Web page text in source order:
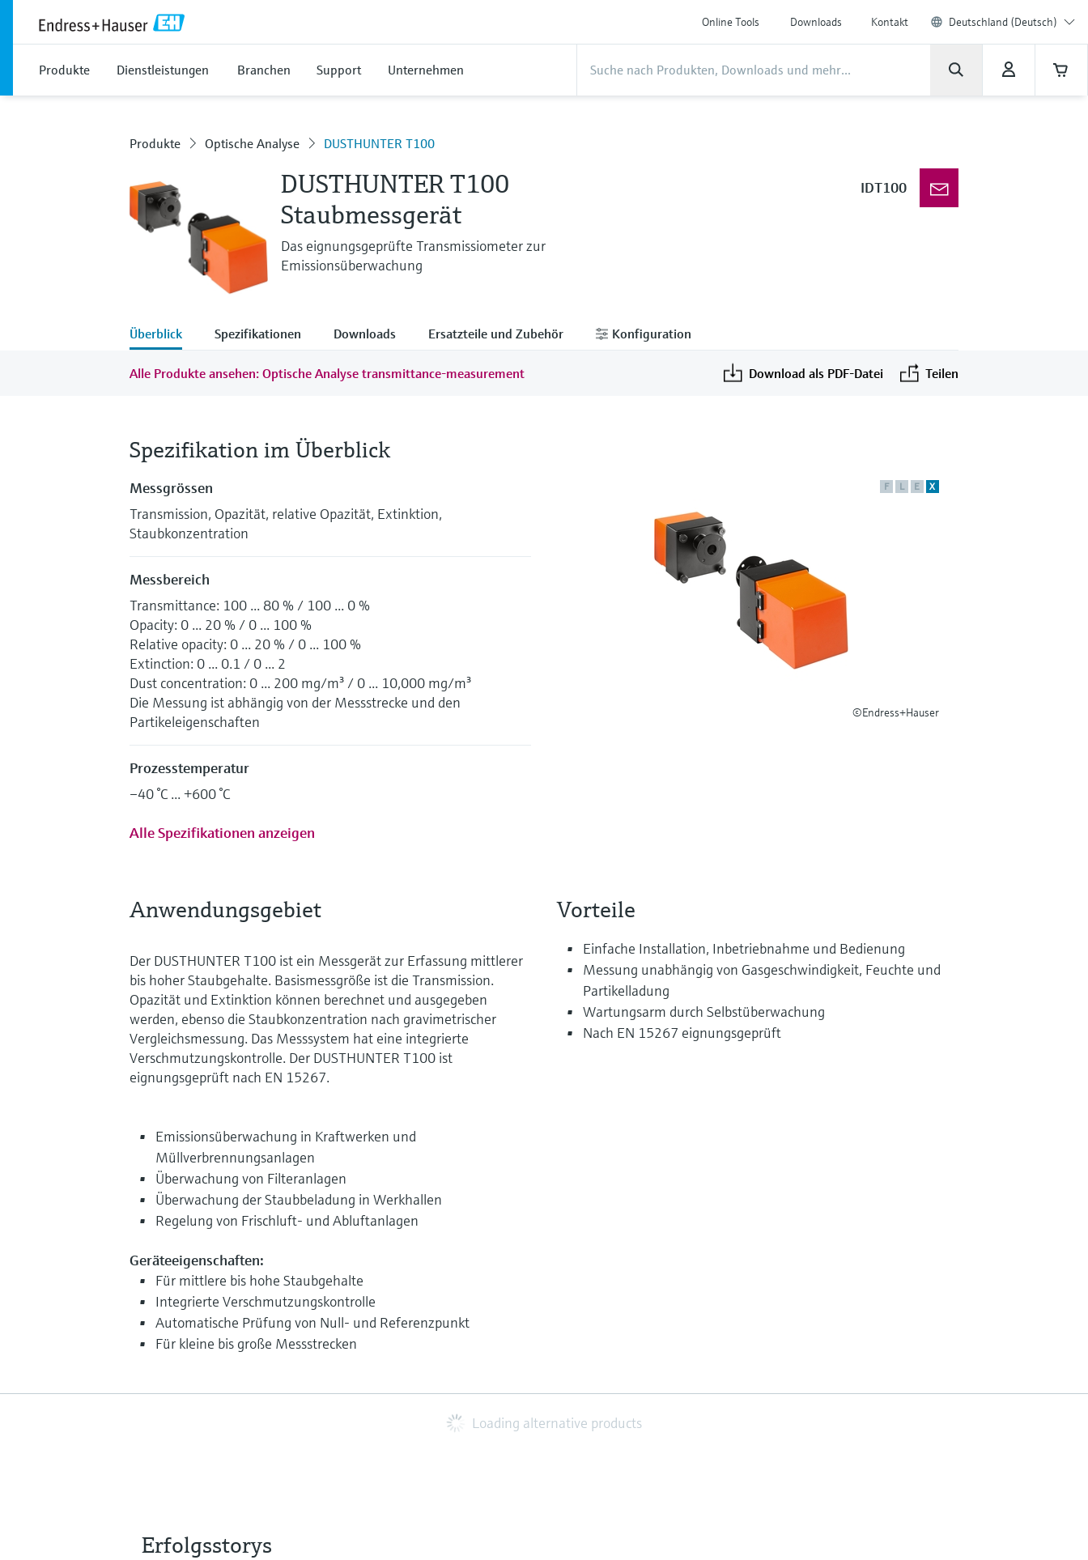
Online Tools Downloads Kontakt Deutschland (Deutsch)
Produkte Dienstleistungen Branchen Support Unternehmen
Produkte Optische Analyse DUSTHUNTER T100
DUSTHUNTER T100
Staubmessgerät
Das eignungsgeprüfte Transmissiometer zur
Emissionsüberwachung
IDT100
Überblick Spezifikationen Downloads Ersatzteile und Zubehör Konfiguration
Alle Produkte ansehen: Optische Analyse transmittance-measurement Download als PDF-Datei Teilen
F L E X
©Endress+Hauser
Spezifikation im Überblick
Messgrössen
Transmission, Opazität, relative Opazität, Extinktion,
Staubkonzentration
Messbereich
Transmittance: 100 ... 80 % / 100 ... 0 %
Opacity: 0 ... 20 % / 0 ... 100 %
Relative opacity: 0 ... 20 % / 0 ... 100 %
Extinction: 0 ... 0.1 / 0 ... 2
Dust concentration: 0 ... 200 mg/m³ / 0 ... 10,000 mg/m³
Die Messung ist abhängig von der Messstrecke und den
Partikeleigenschaften
Prozesstemperatur
–40 °C ... +600 °C
Alle Spezifikationen anzeigen
Anwendungsgebiet
Der DUSTHUNTER T100 ist ein Messgerät zur Erfassung mittlerer
bis hoher Staubgehalte. Basismessgröße ist die Transmission.
Opazität und Extinktion können berechnet und ausgegeben
werden, ebenso die Staubkonzentration nach gravimetrischer
Vergleichsmessung. Das Messsystem hat eine integrierte
Verschmutzungskontrolle. Der DUSTHUNTER T100 ist
eignungsgeprüft nach EN 15267.
Emissionsüberwachung in Kraftwerken und
Müllverbrennungsanlagen
Überwachung von Filteranlagen
Überwachung der Staubbeladung in Werkhallen
Regelung von Frischluft- und Abluftanlagen
Geräteeigenschaften:
Für mittlere bis hohe Staubgehalte
Integrierte Verschmutzungskontrolle
Automatische Prüfung von Null- und Referenzpunkt
Für kleine bis große Messstrecken
Vorteile
Einfache Installation, Inbetriebnahme und Bedienung
Messung unabhängig von Gasgeschwindigkeit, Feuchte und
Partikelladung
Wartungsarm durch Selbstüberwachung
Nach EN 15267 eignungsgeprüft
Loading alternative products
Erfolgsstorys